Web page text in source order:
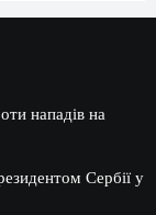
нападів на
Сербії у